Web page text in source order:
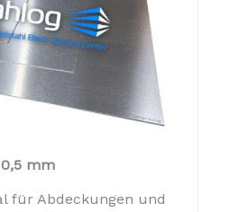
0,5 mm
für Abdeckungen und